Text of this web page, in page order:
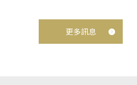
更多訊息